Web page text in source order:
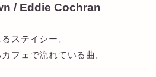
/ Eddie Cochran
ステイシー。
フェで流れている曲。